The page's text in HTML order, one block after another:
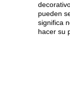
pueden
significa
hacer su